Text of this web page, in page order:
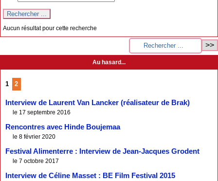
Aucun résultat pour cette recherche
Au hasard...
1 2
Interview de Laurent Van Lancker (réalisateur de Brak)
le 17 septembre 2016
Rencontres avec Hinde Boujemaa
le 8 février 2020
Festival Alimenterre : Interview de Jean-Jacques Grodent
le 7 octobre 2017
Interview de Céline Masset : BE Film Festival 2015